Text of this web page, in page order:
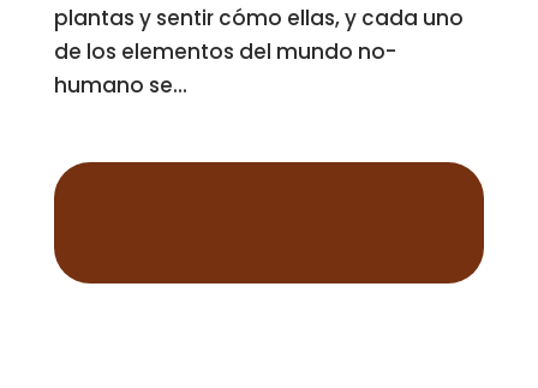
plantas y sentir cómo ellas, y cada uno
de los elementos del mundo no-
humano se...